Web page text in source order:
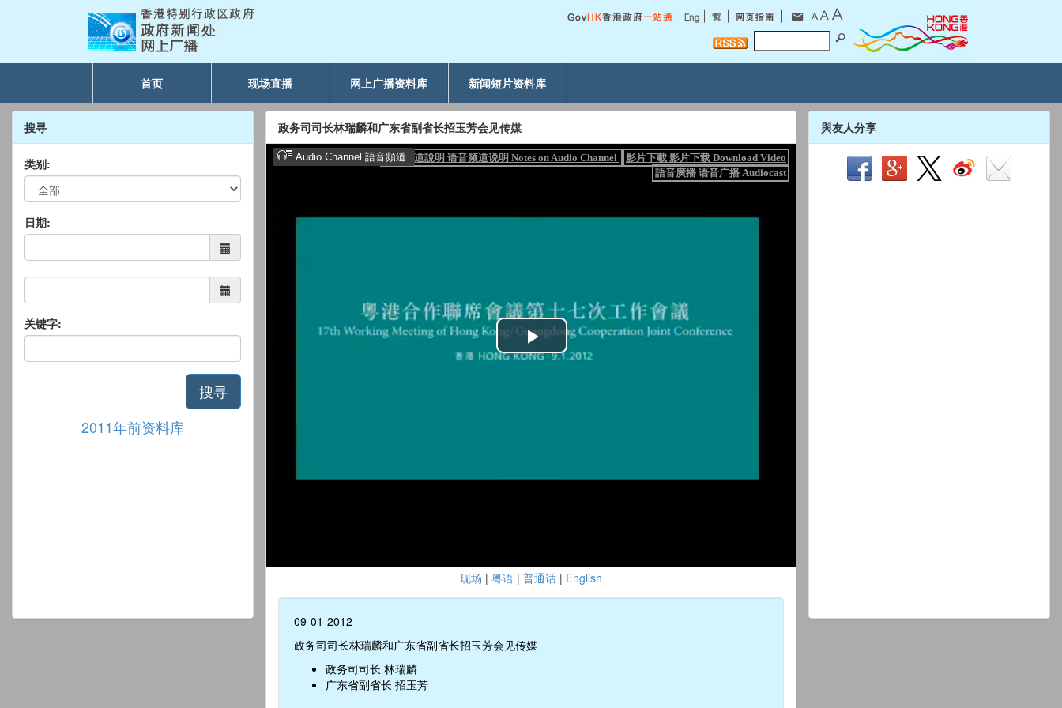
首页 现场直播 网上广播资料库 新闻短片资料库
搜寻
类别:
日期:
关键字:
搜寻
2011年前资料库
政务司司长林瑞麟和广东省副省长招玉芳会见传媒
现场 | 粤语 | 普通话 | English
09-01-2012
政务司司长林瑞麟和广东省副省长招玉芳会见传媒
政务司司长 林瑞麟
广东省副省长 招玉芳
與友人分享